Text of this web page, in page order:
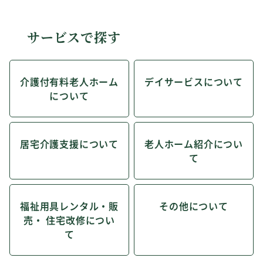
サービスで探す
介護付有料老人ホーム
について
デイサービスについて
居宅介護支援について
老人ホーム紹介につい
て
福祉用具レンタル・販
売・ 住宅改修につい
て
その他について